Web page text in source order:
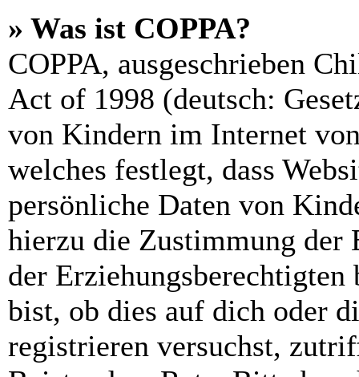
» Was ist COPPA?
COPPA, ausgeschrieben
Act of 1998 (deutsch:
von Kindern im Internet
welches festlegt, dass
persönliche Daten von
hierzu die Zustimmung der
der
bist, ob dies auf dich oder
registrieren versuchst,